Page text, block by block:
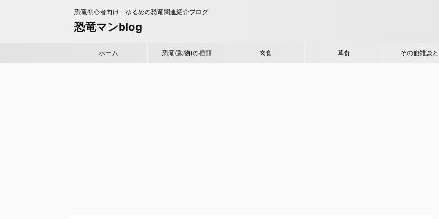
恐竜初心者向け ゆるめの恐竜関連紹介ブログ
恐竜マンblog
ホーム 恐竜(動物)の種類 肉食 草食 その他雑談